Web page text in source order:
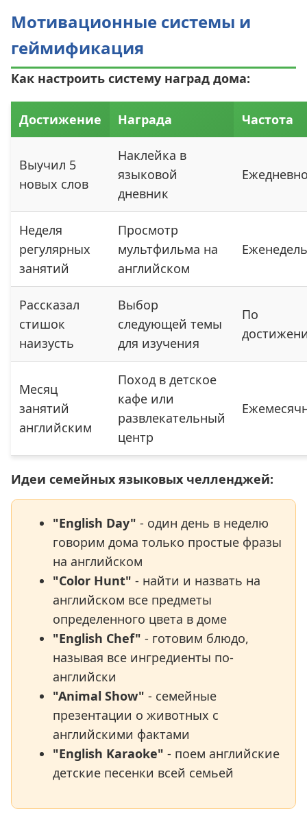
Мотивационные системы и
геймификация
Как настроить систему наград дома:
Достижение Награда Частота
Выучил 5
новых слов
Наклейка в
языковой
дневник
Неделя
регулярных
занятий
Просмотр
мультфильма на
английском
Рассказал
стишок
наизусть
Выбор
следующей темы
для изучения
По
Месяц
занятий
английским
Поход в детское
кафе или
развлекательный
центр
Идеи семейных языковых челленджей:
"English Day" - один день в неделю
говорим дома только простые фразы
на английском
"Color Hunt" - найти и назвать на
английском все предметы
определенного цвета в доме
"English Chef" - готовим блюдо,
называя все ингредиенты по-
английски
"Animal Show" - семейные
презентации о животных с
английскими фактами
"English Karaoke" - поем английские
детские песенки всей семьей